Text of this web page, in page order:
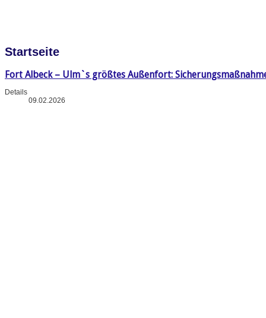
Startseite
Fort Albeck – Ulm`s größtes Außenfort:
Details
09.02.2026